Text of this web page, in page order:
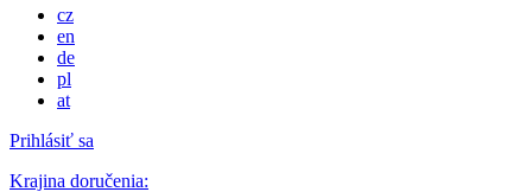
cz
en
de
pl
at
Prihlásiť sa
Krajina doručenia: